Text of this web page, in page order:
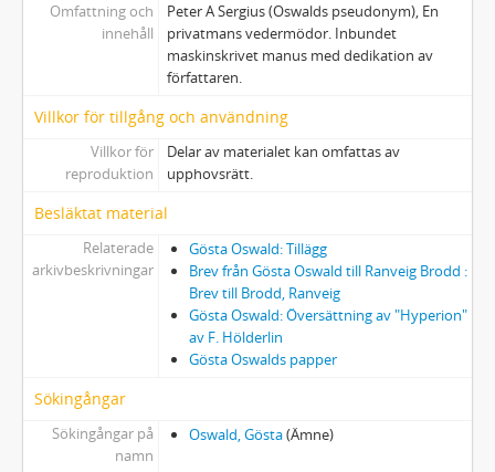
Omfattning och
innehåll
Peter A Sergius (Oswalds pseudonym), En
privatmans vedermödor. Inbundet
maskinskrivet manus med dedikation av
författaren.
Villkor för tillgång och användning
Villkor för
reproduktion
Delar av materialet kan omfattas av
upphovsrätt.
Besläktat material
Relaterade
arkivbeskrivningar
Gösta Oswald: Tillägg
Brev från Gösta Oswald till Ranveig Brodd :
Brev till Brodd, Ranveig
Gösta Oswald: Översättning av "Hyperion"
av F. Hölderlin
Gösta Oswalds papper
Sökingångar
Sökingångar på
namn
Oswald, Gösta(Ämne)